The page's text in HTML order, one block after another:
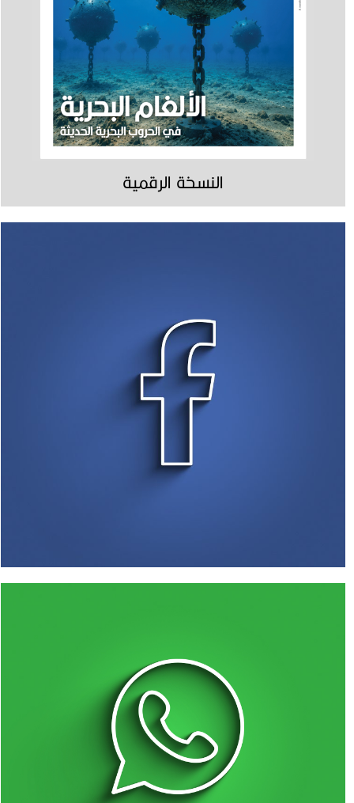
النسخة الرقمية